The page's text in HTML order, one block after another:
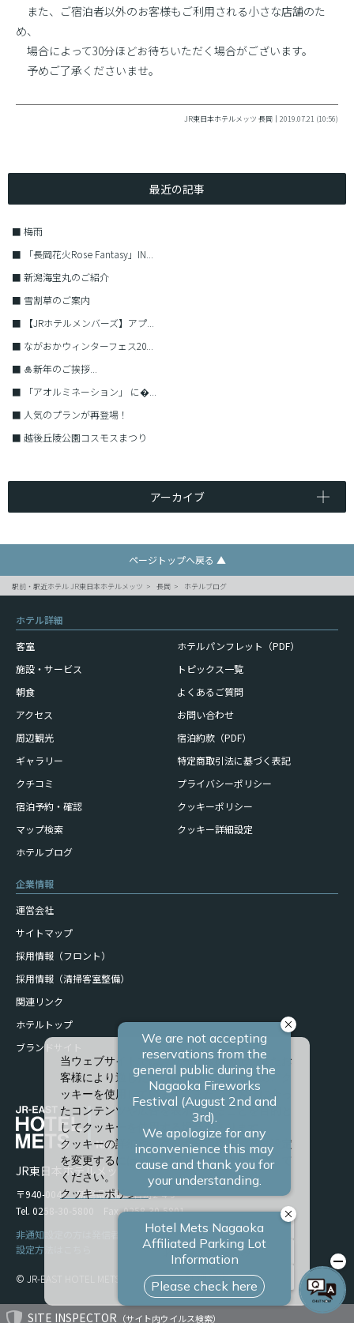
また、ご宿泊者以外のお客様もご利用される小さな店舗のた
め、
場合によって30分ほどお待ちいただく場合がございます。
予めご了承くださいませ。
JR東日本ホテルメッツ 長岡｜2019.07.21 (10:56)
最近の記事
■ 梅雨
■
「長岡花火Rose Fantasy」IN...
■ 新潟海宝丸のご紹介
■ 雪割草のご案内
■
【JRホテルメンバーズ】アプ...
■ ながおかウィンターフェス20...
■ 🎍新年のご挨拶...
■
「アオルミネーション」 に�...
■ 人気のプランが再登場！
■ 越後丘陵公園コスモスまつり
アーカイブ
ページトップへ戻る ▲
駅前・駅近ホテル JR東日本ホテルメッツ 長岡 ホテルブログ
ホテル詳細
客室
施設・サービス
朝食
アクセス
周辺観光
ギャラリー
クチコミ
宿泊予約・確認
マップ検索
ホテルブログ
ホテルパンフレット（PDF）
トピックス一覧
よくあるご質問
お問い合わせ
宿泊約款（PDF）
特定商取引法に基づく表記
プライバシーポリシー
クッキーポリシー
クッキー詳細設定
企業情報
運営会社
サイトマップ
採用情報（フロント）
採用情報（清掃客室整備）
関連リンク
ホテルトップ
ブランドサイト
JR東日本ホテルメッツ 長岡
〒940-0048 新潟県長岡市台町2-4-9
Tel. 0258-30-5800 Fax. 0258-30-5801
非通知設定の方は発信者番号を設定の上お電話ください。
設定方法はこちら
© JR-EAST HOTEL METS
SITE INSPECTOR （サイト内ウイルス検索）
当ウェブサイトでは、サービスの向上、またお
客様により適したサービスを提供するため、ク
ッキーを使用しています。また、お客様に合っ
たコンテンツや広告を表示させることを目的と
してクッキーを使用する場合があります。
クッキーの詳細や、クッキーの種類ごとに設定
を変更するには、「詳細設定」をクリックして
ください。
クッキーポリシー
すべて許可
必須クッキーのみ
詳細設定